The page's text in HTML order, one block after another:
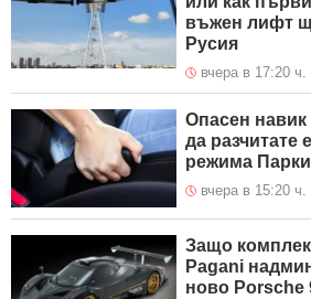
въжен лифт
Русия
вчера в 17:20 ч.
Опасен
да разчитате
режима
вчера в 15:20 ч.
Защо
Pagani
ново Porsche